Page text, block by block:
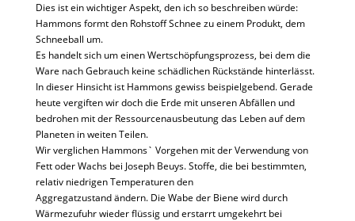
Dies ist ein wichtiger Aspekt, den ich so beschreiben würde:
Hammons formt den Rohstoff Schnee zu einem Produkt, dem
Schneeball um.
Es handelt sich um einen Wertschöpfungsprozess, bei dem die
Ware nach Gebrauch keine schädlichen Rückstände hinterlässt.
In dieser Hinsicht ist Hammons gewiss beispielgebend. Gerade
heute vergiften wir doch die Erde mit unseren Abfällen und
bedrohen mit der Ressourcenausbeutung das Leben auf dem
Planeten in weiten Teilen.
Wir verglichen Hammons` Vorgehen mit der Verwendung von
Fett oder Wachs bei Joseph Beuys. Stoffe, die bei bestimmten,
relativ niedrigen Temperaturen den
Aggregatzustand ändern. Die Wabe der Biene wird durch
Wärmezufuhr wieder flüssig und erstarrt umgekehrt bei